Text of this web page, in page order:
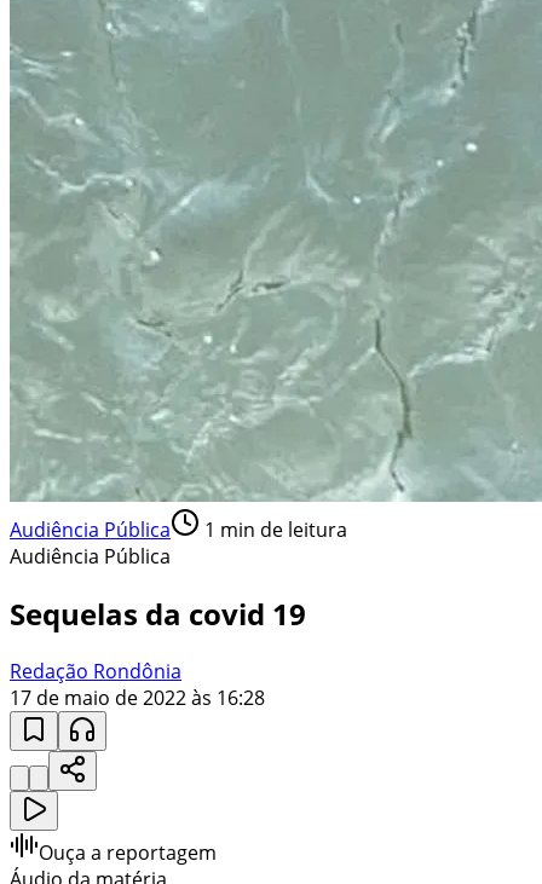
Audiência Pública 1 min de leitura
Audiência Pública
Sequelas da covid 19
Redação Rondônia
17 de maio de 2022 às 16:28
Ouça a reportagem